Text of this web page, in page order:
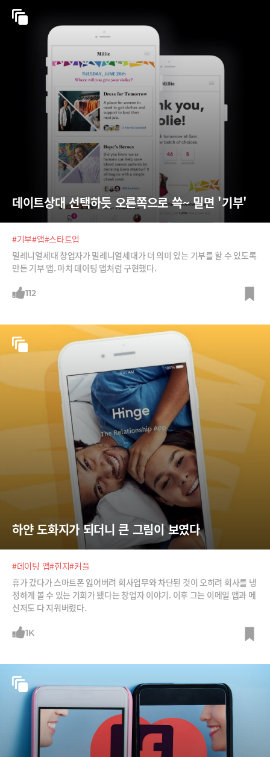
데이트상대 선택하듯 오른쪽으로 쓱~ 밀면 '기부'
#기부#앱#스타트업
밀레니얼세대 창업자가 밀레니얼세대가 더 의미 있는 기부를 할 수 있도록
만든 기부 앱. 마치 데이팅 앱처럼 구현했다.
112
하얀 도화지가 되더니 큰 그림이 보였다
#데이팅 앱#힌지#커플
휴가 갔다가 스마트폰 잃어버려 회사업무와 차단된 것이 오히려 회사를 냉
정하게 볼 수 있는 기회가 됐다는 창업자 이야기. 이후 그는 이메일 앱과 메
신저도 다 지워버렸다.
1K